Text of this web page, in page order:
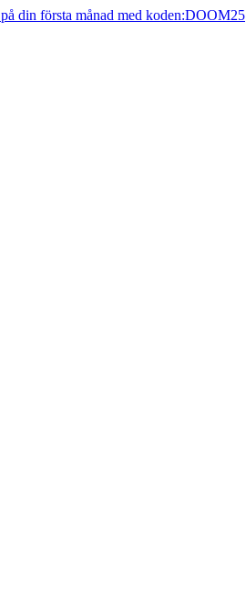
din första månad med koden:DOOM25